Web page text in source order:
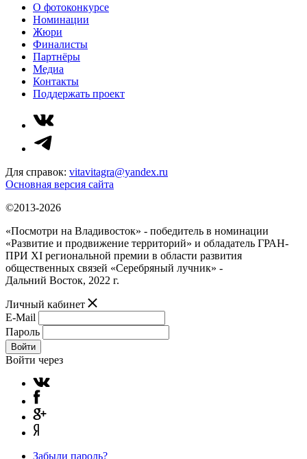
О фотоконкурсе
Номинации
Жюри
Финалисты
Партнёры
Медиа
Контакты
Поддержать проект
Для справок: vitavitagra@yandex.ru
Основная версия сайта
©2013-2026
«Посмотри на Владивосток» - победитель в номинации
«Развитие и продвижение территорий» и обладатель ГРАН-
ПРИ XI региональной премии в области развития
общественных связей «Серебряный лучник» -
Дальний Восток, 2022 г.
Личный кабинет
E-Mail
Пароль
Войти
Войти через
Забыли пароль?